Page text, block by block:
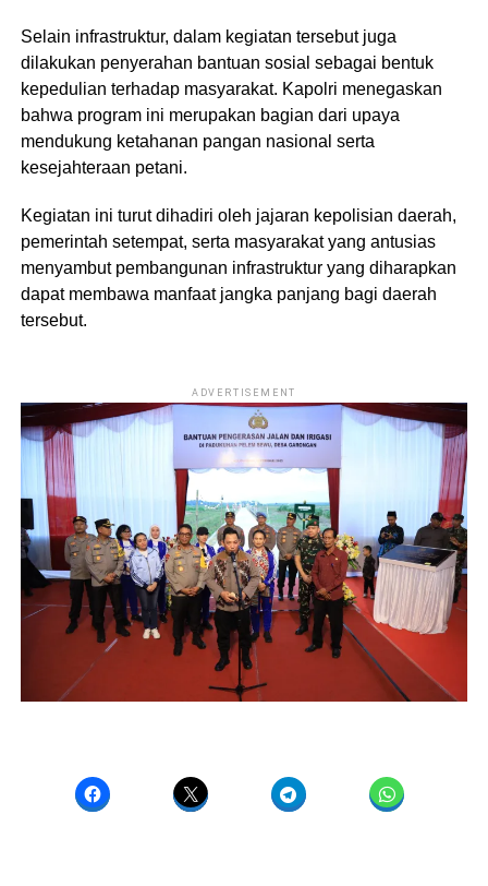
Selain infrastruktur, dalam kegiatan tersebut juga
dilakukan penyerahan bantuan sosial sebagai bentuk
kepedulian terhadap masyarakat. Kapolri menegaskan
bahwa program ini merupakan bagian dari upaya
mendukung ketahanan pangan nasional serta
kesejahteraan petani.
Kegiatan ini turut dihadiri oleh jajaran kepolisian daerah,
pemerintah setempat, serta masyarakat yang antusias
menyambut pembangunan infrastruktur yang diharapkan
dapat membawa manfaat jangka panjang bagi daerah
tersebut.
ADVERTISEMENT